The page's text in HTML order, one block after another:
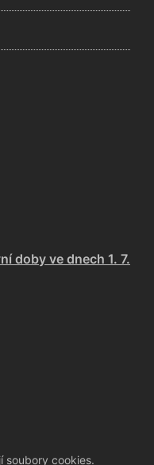
doby ve dnech 1. 7.
soubory cookies.